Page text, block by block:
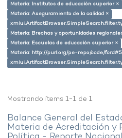
Materia: Institutos de educación superior ×
Materia: Aseguramiento de la calidad ×
Materia: Brechas y oportunidades
Materia: Escuelas de educación superior ×
Materia: http://purl.org/pe-repo/ocde/
Mostrando ítems 1-1 de 1
Balance General del
Materia de Acreditación y